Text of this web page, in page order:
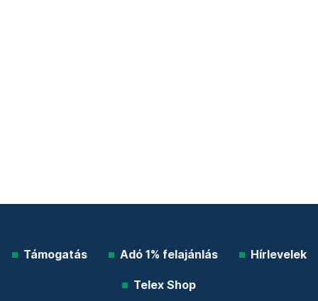
Támogatás Adó 1% felajánlás Hírlevelek
Telex Shop